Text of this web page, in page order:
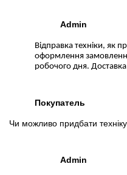
Admin
Відправка техніки, як
оформлення
робочого дня.
Покупатель
Чи можливо придбати
Admin